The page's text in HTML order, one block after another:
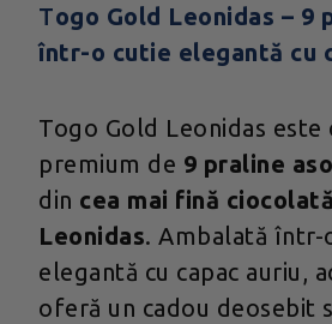
Togo Gold Leonidas – 9
într-o cutie elegantă cu
Togo Gold Leonidas este
premium de 9 praline
din cea mai fină
Leonidas. Ambalată într-
elegantă cu capac auriu,
oferă un cadou deosebit